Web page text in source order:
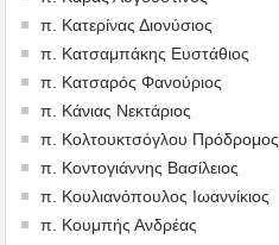
π. Κατερίνας Διονύσιος
π. Κατσαμπάκης Ευστάθιος
π. Κατσαρός Φανούριος
π. Κάνιας Νεκτάριος
π. Κολτουκτσόγλου Πρόδρομος
π. Κοντογιάννης Βασίλειος
π. Κουλιανόπουλος Ιωαννίκιος
π. Κουμπής Ανδρέας